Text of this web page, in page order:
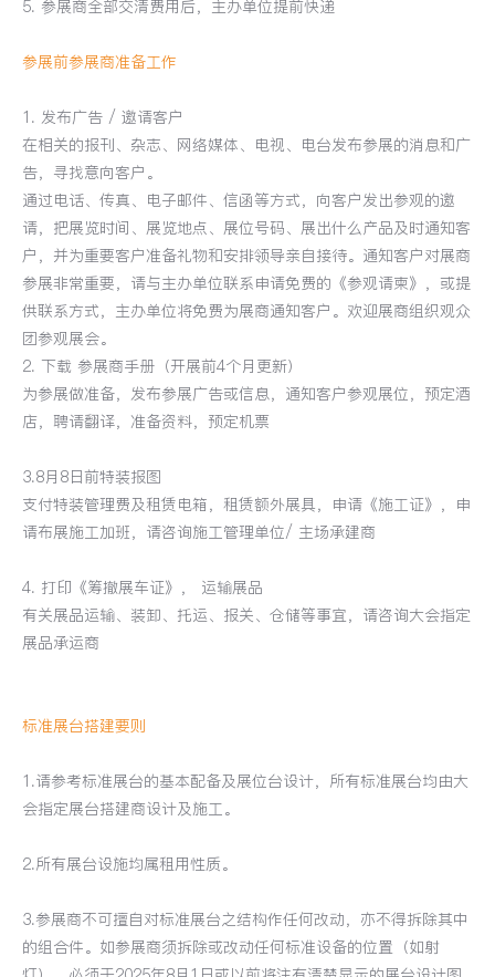
5. 参展商全部交清费用后，主办单位提前快递
参展前参展商准备工作
1. 发布广告 / 邀请客户
在相关的报刊、杂志、网络媒体、电视、电台发布参展的消息和广
告，寻找意向客户。
通过电话、传真、电子邮件、信函等方式，向客户发出参观的邀
请，把展览时间、展览地点、展位号码、展出什么产品及时通知客
户，并为重要客户准备礼物和安排领导亲自接待。通知客户对展商
参展非常重要，请与主办单位联系申请免费的《参观请柬》，或提
供联系方式，主办单位将免费为展商通知客户。欢迎展商组织观众
团参观展会。
2. 下载 参展商手册（开展前4个月更新）
为参展做准备，发布参展广告或信息，通知客户参观展位，预定酒
店，聘请翻译，准备资料，预定机票
3.8月8日前特装报图
支付特装管理费及租赁电箱，租赁额外展具，申请《施工证》，申
请布展施工加班，请咨询施工管理单位/ 主场承建商
4. 打印《筹撤展车证》， 运输展品
有关展品运输、装卸、托运、报关、仓储等事宜，请咨询大会指定
展品承运商
标准展台搭建要则
1.请参考标准展台的基本配备及展位台设计，所有标准展台均由大
会指定展台搭建商设计及施工。
2.所有展台设施均属租用性质。
3.参展商不可擅自对标准展台之结构作任何改动，亦不得拆除其中
的组合件。如参展商须拆除或改动任何标准设备的位置（如射